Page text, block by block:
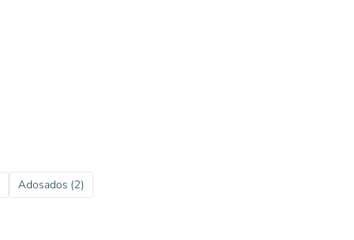
Adosados (2)